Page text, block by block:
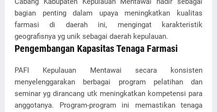
bagian penting dalam upaya meningkatkan kualitas
farmasi di daerah ini, mengingat karakteristik
geografisnya yg unik sebagai daerah kepulauan.
Pengembangan Kapasitas Tenaga Farmasi
PAFI Kepulauan Mentawai secara konsisten
menyelenggarakan berbagai program pelatihan dan
seminar yg dirancang utk meningkatkan kompetensi para
anggotanya. Program-program ini memastikan tenaga